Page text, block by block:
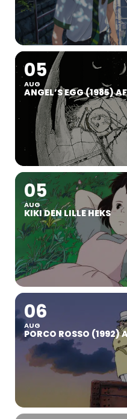
05
AUG
ANGEL’S EGG (1985)
05
AUG
KIKI DEN LILLE HEKS
06
AUG
PORCO ROSSO (1992)